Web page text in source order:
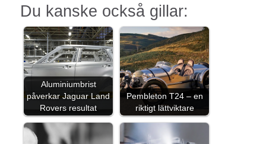
Du kanske också gillar:
Aluminiumbrist
påverkar Jaguar Land
Rovers resultat
Pembleton T24 – en
riktigt lättviktare